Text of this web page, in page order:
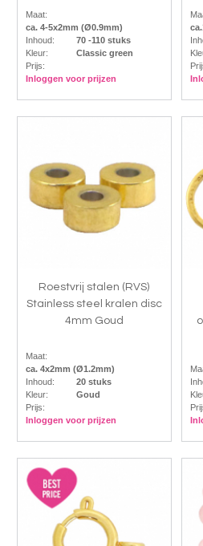
Maat:
ca. 4-5x2mm (Ø0.9mm)
Inhoud:
70 -110 stuks
Kleur:
Classic green
Prijs:
Inloggen voor prijzen
Roestvrij stalen (RVS)
Stainless steel kralen disc
4mm Goud
Maat:
ca. 4x2mm (Ø1.2mm)
Inhoud:
20 stuks
Kleur:
Goud
Prijs:
Inloggen voor prijzen